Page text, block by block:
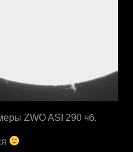
ZWO ASI 290 чб.